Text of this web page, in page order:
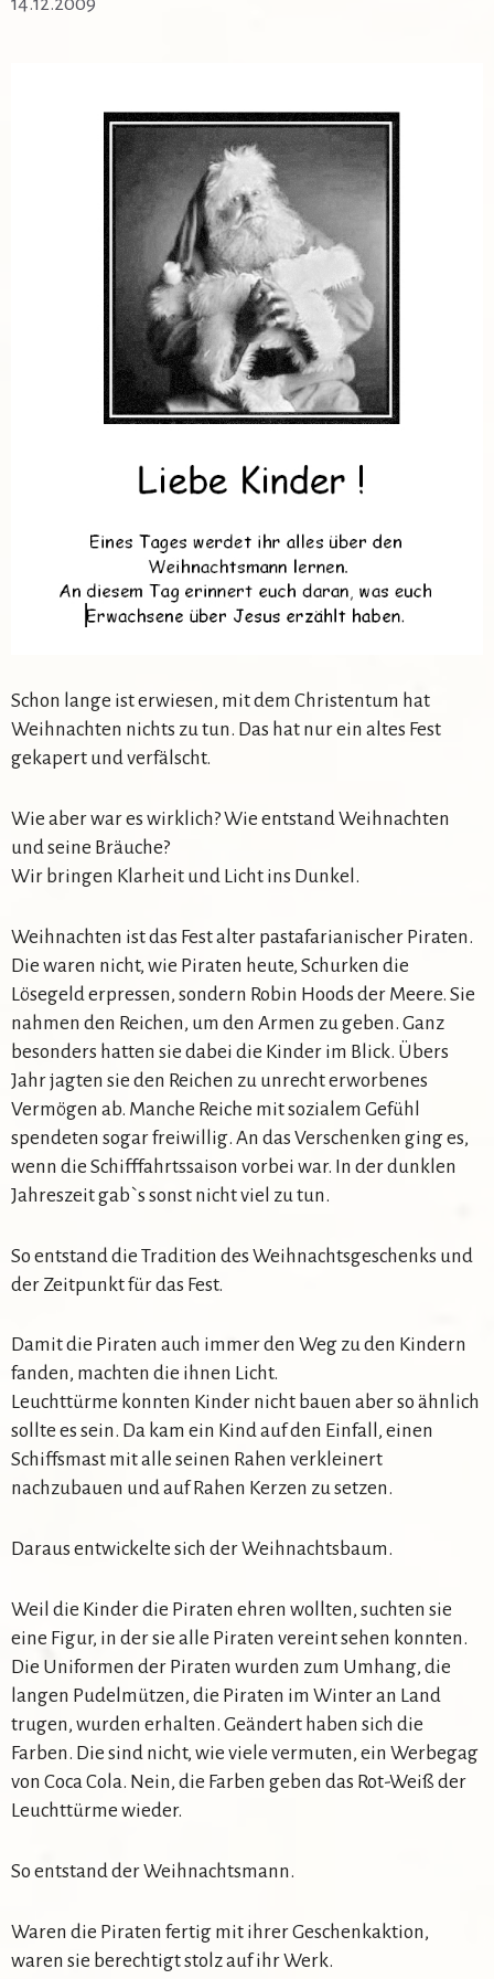
Schon lange ist erwiesen, mit dem Christentum hat
Weihnachten nichts zu tun. Das hat nur ein altes Fest
gekapert und verfälscht.
Wie aber war es wirklich? Wie entstand Weihnachten
und seine Bräuche?
Wir bringen Klarheit und Licht ins Dunkel.
Weihnachten ist das Fest alter pastafarianischer Piraten.
Die waren nicht, wie Piraten heute, Schurken die
Lösegeld erpressen, sondern Robin Hoods der Meere. Sie
nahmen den Reichen, um den Armen zu geben. Ganz
besonders hatten sie dabei die Kinder im Blick. Übers
Jahr jagten sie den Reichen zu unrecht erworbenes
Vermögen ab. Manche Reiche mit sozialem Gefühl
spendeten sogar freiwillig. An das Verschenken ging es,
wenn die Schifffahrtssaison vorbei war. In der dunklen
Jahreszeit gab`s sonst nicht viel zu tun.
So entstand die Tradition des Weihnachtsgeschenks und
der Zeitpunkt für das Fest.
Damit die Piraten auch immer den Weg zu den Kindern
fanden, machten die ihnen Licht.
Leuchttürme konnten Kinder nicht bauen aber so ähnlich
sollte es sein. Da kam ein Kind auf den Einfall, einen
Schiffsmast mit alle seinen Rahen verkleinert
nachzubauen und auf Rahen Kerzen zu setzen.
Daraus entwickelte sich der Weihnachtsbaum.
Weil die Kinder die Piraten ehren wollten, suchten sie
eine Figur, in der sie alle Piraten vereint sehen konnten.
Die Uniformen der Piraten wurden zum Umhang, die
langen Pudelmützen, die Piraten im Winter an Land
trugen, wurden erhalten. Geändert haben sich die
Farben. Die sind nicht, wie viele vermuten, ein Werbegag
von Coca Cola. Nein, die Farben geben das Rot-Weiß der
Leuchttürme wieder.
So entstand der Weihnachtsmann.
Waren die Piraten fertig mit ihrer Geschenkaktion,
waren sie berechtigt stolz auf ihr Werk.